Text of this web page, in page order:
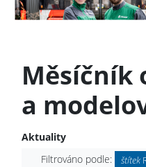
Měsíčník
a
Aktuality
Filtrováno podle:
štítek